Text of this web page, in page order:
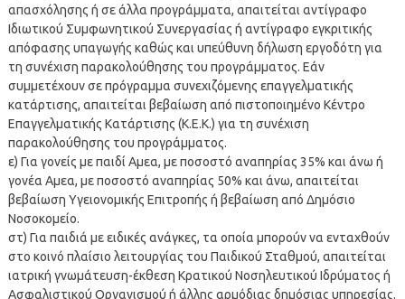
απασχόλησης ή σε άλλα προγράμματα, απαιτείται αντίγραφο
Ιδιωτικού Συμφωνητικού Συνεργασίας ή αντίγραφο εγκριτικής
απόφασης υπαγωγής καθώς και υπεύθυνη δήλωση εργοδότη για
τη συνέχιση παρακολούθησης του προγράμματος. Εάν
συμμετέχουν σε πρόγραμμα συνεχιζόμενης επαγγελματικής
κατάρτισης, απαιτείται βεβαίωση από πιστοποιημένο Κέντρο
Επαγγελματικής Κατάρτισης (Κ.Ε.Κ.) για τη συνέχιση
παρακολούθησης του προγράμματος.
ε) Για γονείς με παιδί Αμεα, με ποσοστό αναπηρίας 35% και άνω ή
γονέα Αμεα, με ποσοστό αναπηρίας 50% και άνω, απαιτείται
βεβαίωση Υγειονομικής Επιτροπής ή βεβαίωση από Δημόσιο
Νοσοκομείο.
στ) Για παιδιά με ειδικές ανάγκες, τα οποία μπορούν να ενταχθούν
στο κοινό πλαίσιο λειτουργίας του Παιδικού Σταθμού, απαιτείται
ιατρική γνωμάτευση-έκθεση Κρατικού Νοσηλευτικού Ιδρύματος ή
Ασφαλιστικού Οργανισμού ή άλλης αρμόδιας δημόσιας υπηρεσίας.